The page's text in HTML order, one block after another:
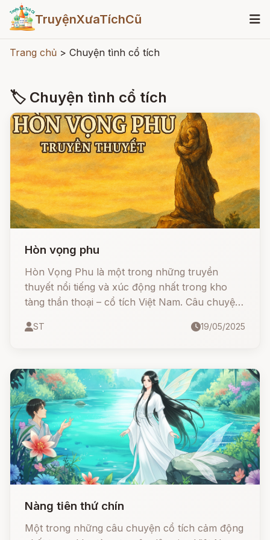
TruyệnXưaTíchCũ
Trang chủ > Chuyện tình cổ tích
🏷 Chuyện tình cổ tích
Hòn vọng phu
Hòn Vọng Phu là một trong những truyền
thuyết nổi tiếng và xúc động nhất trong kho
tàng thần thoại – cổ tích Việt Nam. Câu chuyện
trong vô vọng đến nỗi hóa đá giữa trời...
ST 19/05/2025
Nàng tiên thứ chín
Một trong những câu chuyện cổ tích cảm động